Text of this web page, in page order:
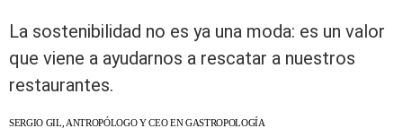
La sostenibilidad no es ya una moda: es un valor
que viene a ayudarnos a rescatar a nuestros
restaurantes.
SERGIO GIL, ANTROPÓLOGO Y CEO EN GASTROPOLOGÍA